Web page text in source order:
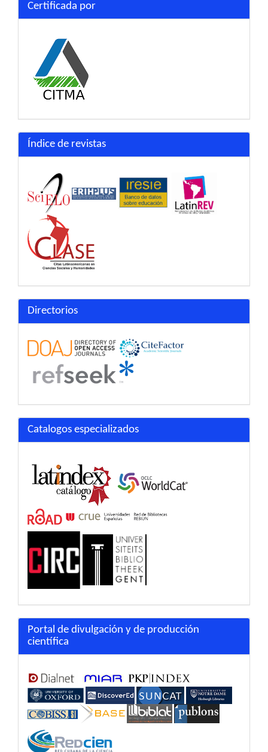
Certificada por
Índice de revistas
Directorios
Catalogos especializados
Portal de divulgación y de producción
científica